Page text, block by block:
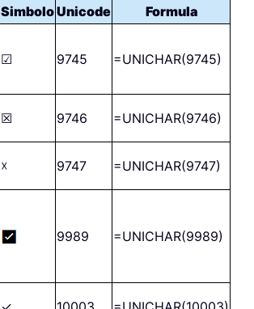
SimboloUnicode
Formula
☑ 9745 =UNICHAR(9745)
☒ 9746 =UNICHAR(9746)
☓ 9747 =UNICHAR(9747)
9989 =UNICHAR(9989)